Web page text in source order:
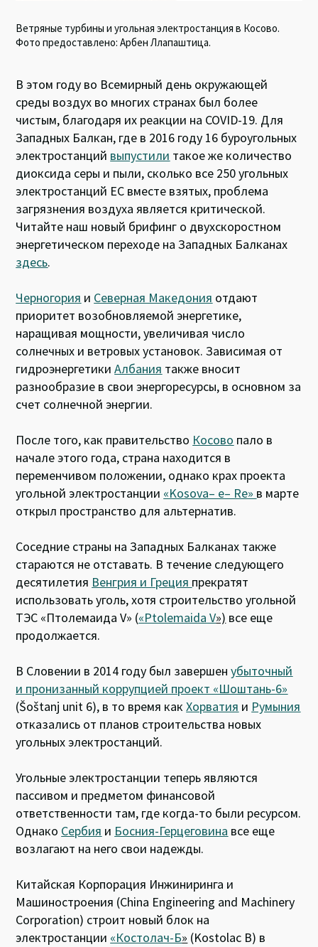
Ветряные турбины и угольная электростанция в Косово.
Фото предоставлено: Арбен Ллапаштица.
В этом году во Всемирный день окружающей
среды воздух во многих странах был более
чистым, благодаря их реакции на COVID-19. Для
Западных Балкан, где в 2016 году 16 буроугольных
электростанций выпустили такое же количество
диоксида серы и пыли, сколько все 250 угольных
электростанций ЕС вместе взятых, проблема
загрязнения воздуха является критической.
Читайте наш новый брифинг о двухскоростном
энергетическом переходе на Западных Балканах
здесь.
Черногория и Северная Македония отдают
приоритет возобновляемой энергетике,
наращивая мощности, увеличивая число
солнечных и ветровых установок. Зависимая от
гидроэнергетикиАлбания также вносит
разнообразие в свои энергоресурсы, в основном за
счет солнечной энергии.
После того, как правительство Косово пало в
начале этого года, страна находится в
переменчивом положении, однако крах проекта
угольной электростанции «Kosova– e– Re» в марте
открыл пространство для альтернатив.
Соседние страны на Западных Балканах также
стараются не отставать. В течение следующего
десятилетия Венгрия и Греция прекратят
использовать уголь, хотя строительство угольной
ТЭС «Птолемаида V» («Ptolemaida V») все еще
продолжается.
В Словении в 2014 году был завершенубыточный
и пронизанный коррупцией проект «Шоштань-6»
(Šoštanj unit 6), в то время какХорватия и Румыния
отказались от планов строительства новых
угольных электростанций.
Угольные электростанции теперь являются
пассивом и предметом финансовой
ответственности там, где когда-то были ресурсом.
Однако Сербия и Босния-Герцеговина все еще
возлагают на него свои надежды.
Китайская Корпорация Инжиниринга и
Машиностроения (China Engineering and Machinery
Corporation) строит новый блок на
электростанции «Костолач-Б» (Kostolac B) в